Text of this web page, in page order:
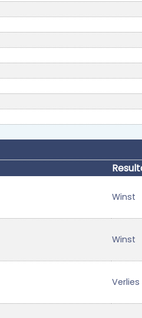
Winst
Winst
Verlies